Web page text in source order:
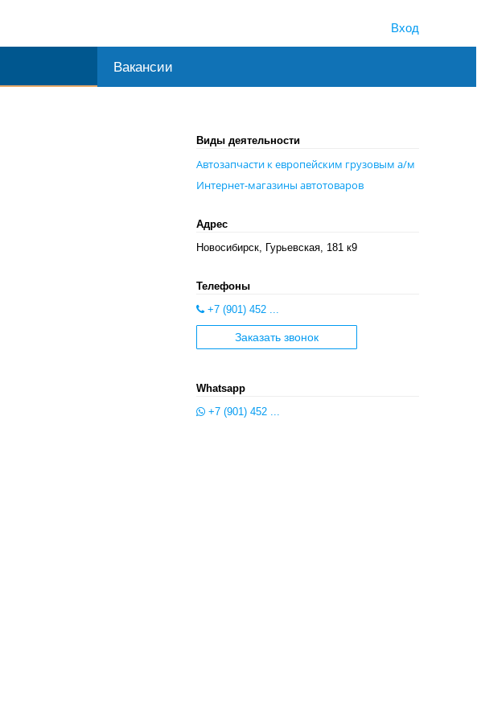
Вход
Вакансии
Виды деятельности
Автозапчасти к европейским грузовым а/м
Интернет-магазины автотоваров
Адрес
Новосибирск, Гурьевская, 181 к9
Телефоны
+7 (901) 452 ...
Заказать звонок
Whatsapp
+7 (901) 452 ...